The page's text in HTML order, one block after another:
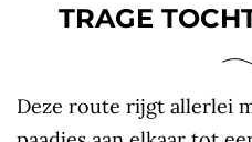
TRAGE
Deze route rijgt allerlei